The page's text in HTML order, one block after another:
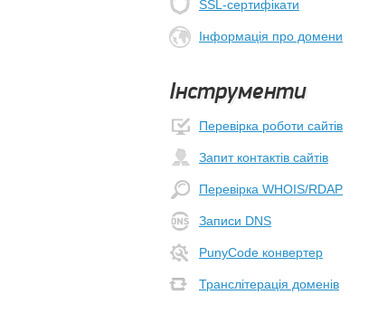
SSL-сертифікати
Інформація про домени
Інструменти
Перевірка роботи сайтів
Запит контактів сайтів
Перевірка WHOIS/RDAP
Записи DNS
PunyCode конвертер
Транслітерація доменів